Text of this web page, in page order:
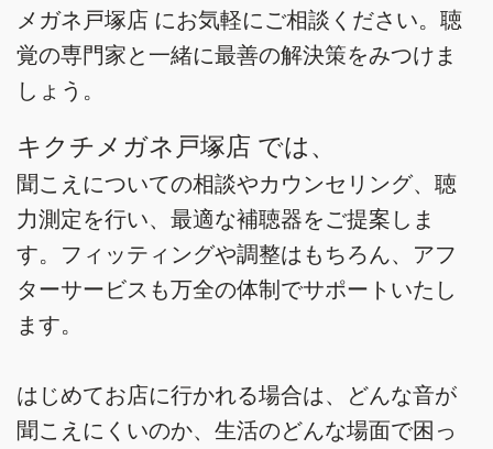
メガネ戸塚店 にお気軽にご相談ください。聴
覚の専門家と一緒に最善の解決策をみつけま
しょう。
キクチメガネ戸塚店 では、
聞こえについての相談やカウンセリング、聴
力測定を行い、最適な補聴器をご提案しま
す。フィッティングや調整はもちろん、アフ
ターサービスも万全の体制でサポートいたし
ます。
はじめてお店に行かれる場合は、どんな音が
聞こえにくいのか、生活のどんな場面で困っ